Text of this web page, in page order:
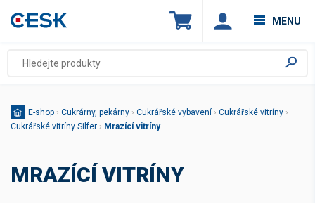
MENU
E-shop › Cukrárny, pekárny › Cukrářské vybavení › Cukrářské vitríny ›
Cukrářské vitríny Silfer › Mrazící vitríny
MRAZÍCÍ VITRÍNY